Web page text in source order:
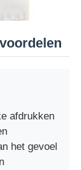
afdrukken
het gevoel